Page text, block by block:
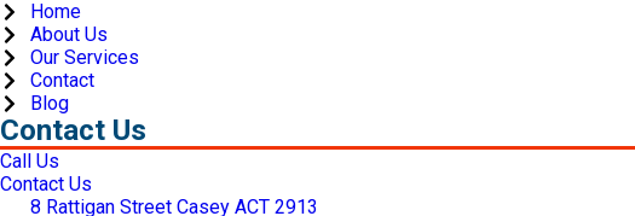
Home
About Us
Our Services
Contact
Blog
Contact Us
Call Us
Contact Us
8 Rattigan Street Casey ACT 2913